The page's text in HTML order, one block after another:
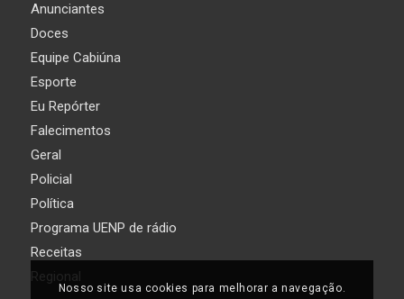
Anunciantes
Doces
Equipe Cabiúna
Esporte
Eu Repórter
Falecimentos
Geral
Policial
Política
Programa UENP de rádio
Receitas
Regional
Nosso site usa cookies para melhorar a navegação.